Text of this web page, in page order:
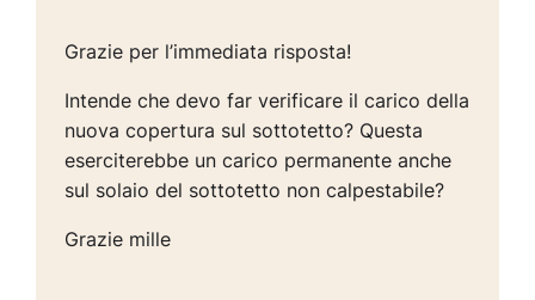
Grazie per l’immediata risposta!
Intende che devo far verificare il carico della
nuova copertura sul sottotetto? Questa
eserciterebbe un carico permanente anche
sul solaio del sottotetto non calpestabile?
Grazie mille